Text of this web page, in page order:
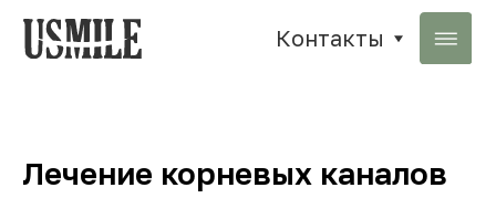
Лечение корневых каналов